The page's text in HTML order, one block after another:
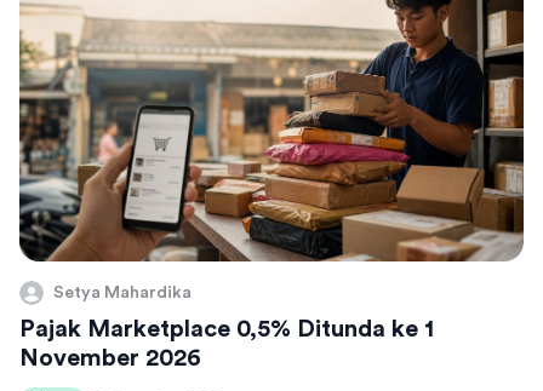
Setya Mahardika
Pajak Marketplace 0,5% Ditunda ke 1
November 2026